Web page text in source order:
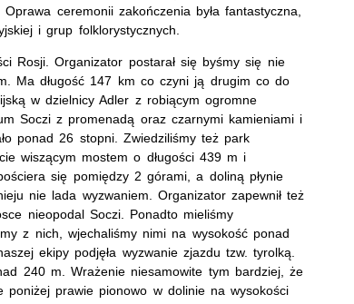
ceremonii zakończenia była fantastyczna,
i grup folklorystycznych.
Rosji. Organizator postarał się byśmy się nie
Ma długość 147 km co czyni ją drugim co do
w dzielnicy Adler z robiącym ogromne
Soczi z promenadą oraz czarnymi kamieniami i
ponad 26 stopni. Zwiedziliśmy też park
wiszącym mostem o długości 439 m i
się pomiędzy 2 górami, a doliną płynie
nie lada wyzwaniem. Organizator zapewnił też
nieopodal Soczi. Ponadto mieliśmy
z nich, wjechaliśmy nimi na wysokość ponad
ekipy podjęła wyzwanie zjazdu tzw. tyrolką.
240 m. Wrażenie niesamowite tym bardziej, że
poniżej prawie pionowo w dolinie na wysokości